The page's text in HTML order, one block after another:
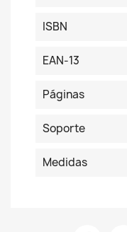
ISBN
EAN-13
Páginas
Soporte
Medidas